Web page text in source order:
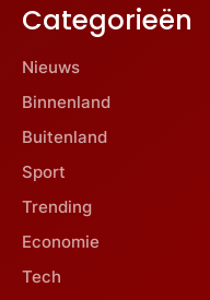
Categorieën
Nieuws
Binnenland
Buitenland
Sport
Trending
Economie
Tech